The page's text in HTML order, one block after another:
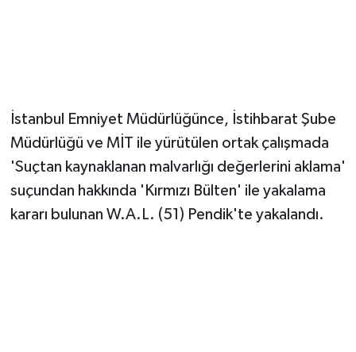
İstanbul Emniyet Müdürlüğünce, İstihbarat Şube
Müdürlüğü ve MİT ile yürütülen ortak çalışmada
'Suçtan kaynaklanan malvarlığı değerlerini aklama'
suçundan hakkında 'Kırmızı Bülten' ile yakalama
kararı bulunan W.A.L. (51) Pendik'te yakalandı.
Siyaset
Sonsöz Özel